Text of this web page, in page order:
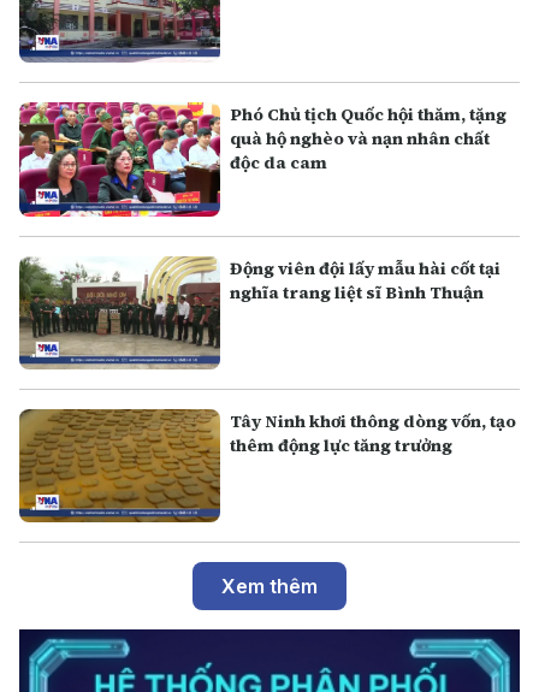
Phó Chủ tịch Quốc hội thăm, tặng
quà hộ nghèo và nạn nhân chất
độc da cam
Động viên đội lấy mẫu hài cốt tại
nghĩa trang liệt sĩ Bình Thuận
Tây Ninh khơi thông dòng vốn, tạo
thêm động lực tăng trưởng
Xem thêm